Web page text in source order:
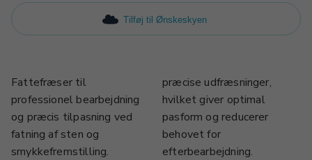
Tilføj til Ønskeskyen
Fattefræser til
professionel bearbejdning
og præcis tilpasning ved
fatning af sten og
smykkefremstilling.
præcise udfræsninger,
hvilket giver optimal
pasform og reducerer
behovet for
efterbearbejdning.